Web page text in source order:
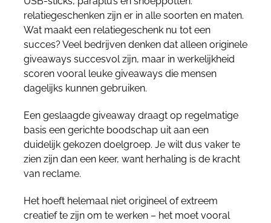
relatiegeschenken zijn er in alle soorten en maten.
Wat maakt een relatiegeschenk nu tot een
succes? Veel bedrijven denken dat alleen originele
giveaways succesvol zijn, maar in werkelijkheid
scoren vooral leuke giveaways die mensen
dagelijks kunnen gebruiken.
Een geslaagde giveaway draagt op regelmatige
basis een gerichte boodschap uit aan een
duidelijk gekozen doelgroep. Je wilt dus vaker te
zien zijn dan een keer, want herhaling is de kracht
van reclame.
Het hoeft helemaal niet origineel of extreem
creatief te zijn om te werken – het moet vooral